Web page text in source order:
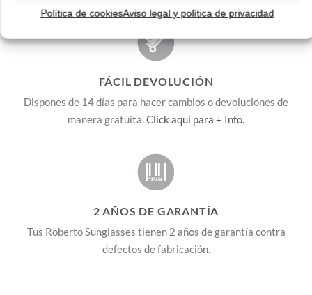
Política de cookiesAviso legal y política de privacidad
FÁCIL DEVOLUCIÓN
Dispones de 14 días para hacer cambios o devoluciones de
manera gratuita.Click aquí para + Info.
2 AÑOS DE GARANTÍA
Tus Roberto Sunglasses tienen 2 años de garantía contra
defectos de fabricación.